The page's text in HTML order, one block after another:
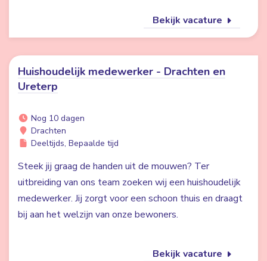
Bekijk vacature
Huishoudelijk medewerker - Drachten en
Ureterp
Nog 10 dagen
Drachten
Deeltijds, Bepaalde tijd
Steek jij graag de handen uit de mouwen? Ter
uitbreiding van ons team zoeken wij een huishoudelijk
medewerker. Jij zorgt voor een schoon thuis en draagt
bij aan het welzijn van onze bewoners.
Bekijk vacature